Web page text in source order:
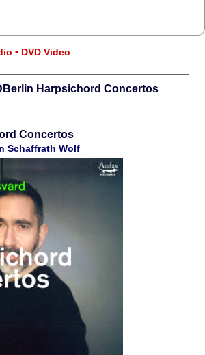
• DVD Video
Harpsichord Concertos
Concertos
Schaffrath Wolf